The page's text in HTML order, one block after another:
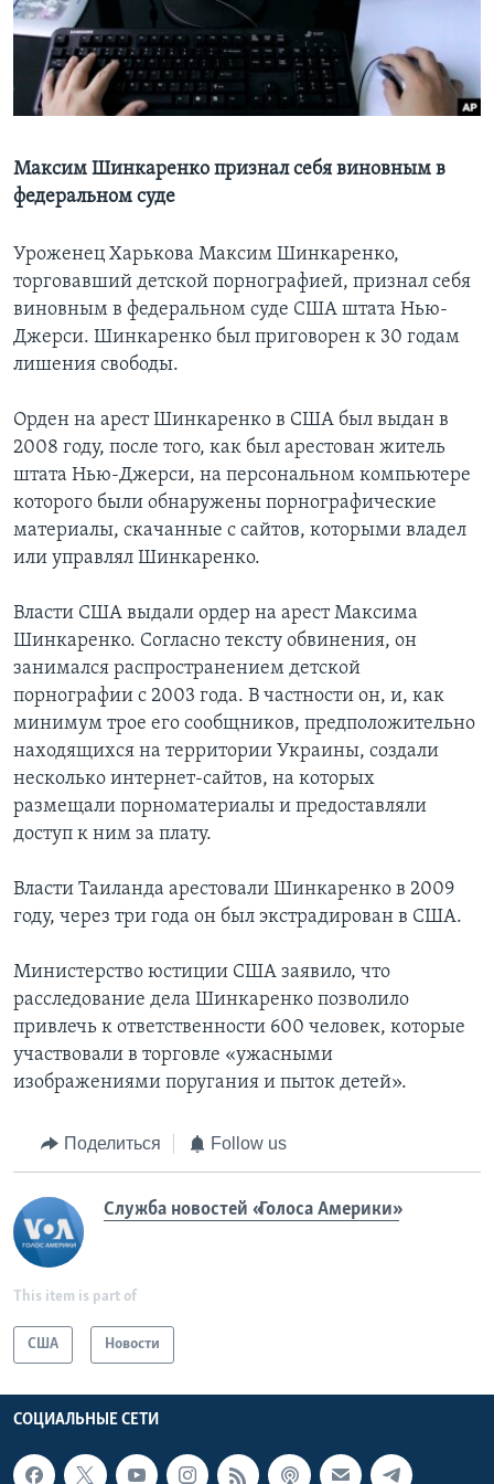
Learning English
СОЦИАЛЬНЫЕ СЕТИ
Языки
Максим Шинкаренко признал себя виновным в
федеральном суде
Уроженец Харькова Максим Шинкаренко,
торговавший детской порнографией, признал себя
виновным в федеральном суде США штата Нью-
Джерси. Шинкаренко был приговорен к 30 годам
лишения свободы.
Орден на арест Шинкаренко в США был выдан в
2008 году, после того, как был арестован житель
штата Нью-Джерси, на персональном компьютере
которого были обнаружены порнографические
материалы, скачанные с сайтов, которыми владел
или управлял Шинкаренко.
Власти США выдали ордер на арест Максима
Шинкаренко. Согласно тексту обвинения, он
занимался распространением детской
порнографии с 2003 года. В частности он, и, как
минимум трое его сообщников, предположительно
находящихся на территории Украины, создали
несколько интернет-сайтов, на которых
размещали порноматериалы и предоставляли
доступ к ним за плату.
Власти Таиланда арестовали Шинкаренко в 2009
году, через три года он был экстрадирован в США.
Министерство юстиции США заявило, что
расследование дела Шинкаренко позволило
привлечь к ответственности 600 человек, которые
участвовали в торговле «ужасными
изображениями поругания и пыток детей».
Поделиться Follow us
Служба новостей «Голоса Америки»
This item is part of
США Новости
СОЦИАЛЬНЫЕ СЕТИ